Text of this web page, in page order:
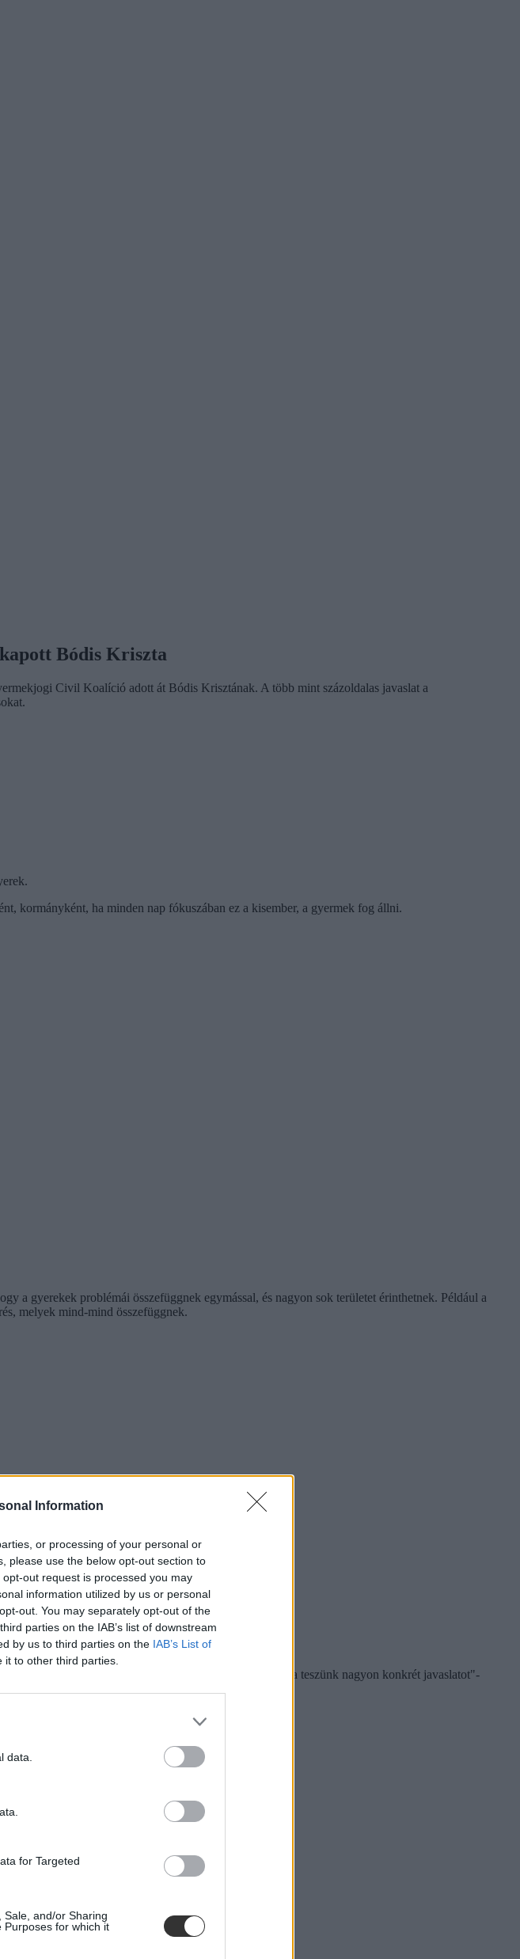
Information
or processing of your personal or
please use the below opt-out section to
out request is processed you may
information utilized by us or personal
out. You may separately opt-out of the
parties on the IAB’s list of downstream
by us to third parties on the IAB’s List of
to other third parties.
data.
for Targeted
Sale, and/or Sharing
Purposes for which it
Bódis Kriszta
Civil Koalíció adott át Bódis Krisztának. A több mint százoldalas javaslat a
kormányként, ha minden nap fókuszában ez a kisember, a gyermek fog állni.
gyerekek problémái összefüggnek egymással, és nagyon sok területet érinthetnek. Például a
melyek mind-mind összefüggnek.
tenni, és a javaslatcsomagban ezeknek az összehangolására teszünk nagyon konkrét javaslatot"-